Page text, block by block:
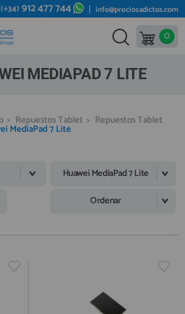
(+34) 912 477 744 info@preciosadictos.com
0
MEDIAPAD 7 LITE
> Repuestos Tablet > Repuestos Tablet
MediaPad 7 Lite
Huawei MediaPad 7 Lite
Ordenar